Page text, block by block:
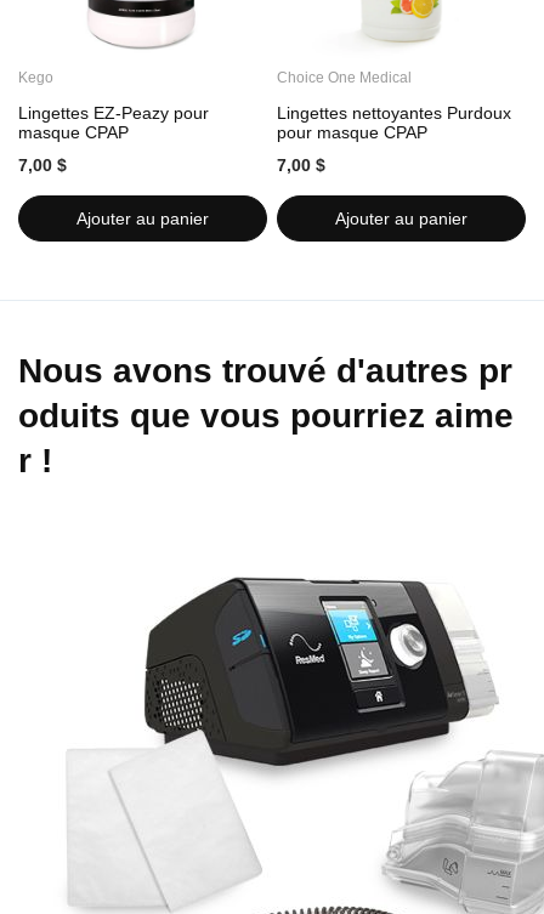
Kego
Lingettes EZ-Peazy pour
masque CPAP
7,00 $
Ajouter au panier
Choice One Medical
Lingettes nettoyantes Purdoux
pour masque CPAP
7,00 $
Ajouter au panier
Nous avons trouvé d'autres pr
oduits que vous pourriez aime
r !